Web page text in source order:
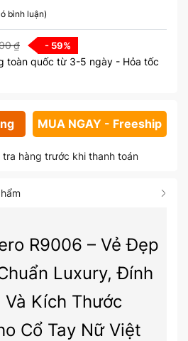
bình luận)
₫ - 59%
toàn quốc từ 3-5 ngày - Hỏa tốc
MUA NGAY - Freeship
tra hàng trước khi thanh toán
R9006 – Vẻ Đẹp
Luxury, Đính
Kích Thước
Cổ Tay Nữ Việt